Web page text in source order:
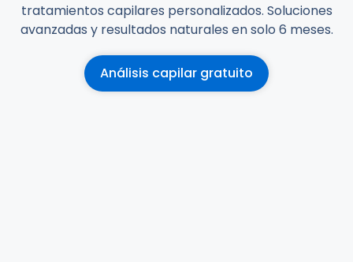
tratamientos capilares personalizados. Soluciones
avanzadas y resultados naturales en solo 6 meses.
Análisis capilar gratuito